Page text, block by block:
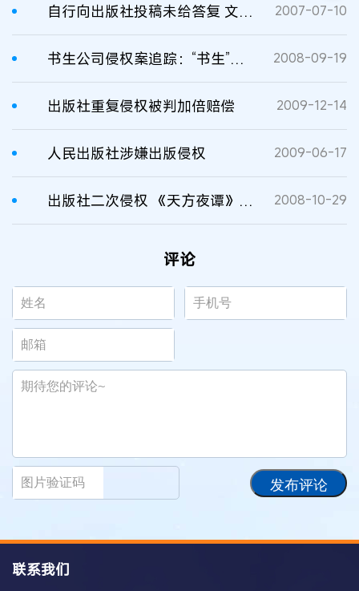
自行向出版社投稿未给答复 文稿作者状告出版社索要稿酬 2007-07-10
书生公司侵权案追踪：“书生”起诉作家出版社 2008-09-19
出版社重复侵权被判加倍赔偿 2009-12-14
人民出版社涉嫌出版侵权 2009-06-17
出版社二次侵权 《天方夜谭》译者状告出版社 2008-10-29
评论
发布评论
联系我们